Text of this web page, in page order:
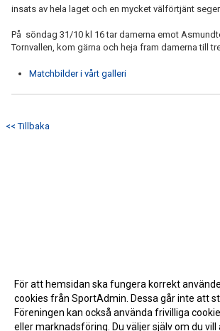
insats av hela laget och en mycket välförtjänt seger.
På söndag 31/10 kl 16 tar damerna emot
Tornvallen, kom gärna och heja fram damerna till
Matchbilder i vårt galleri
<< Tillbaka
För att hemsidan ska fungera korrekt
cookies från SportAdmin. Dessa går inte att
Föreningen kan också använda frivilliga
eller marknadsföring. Du väljer själv om du vill